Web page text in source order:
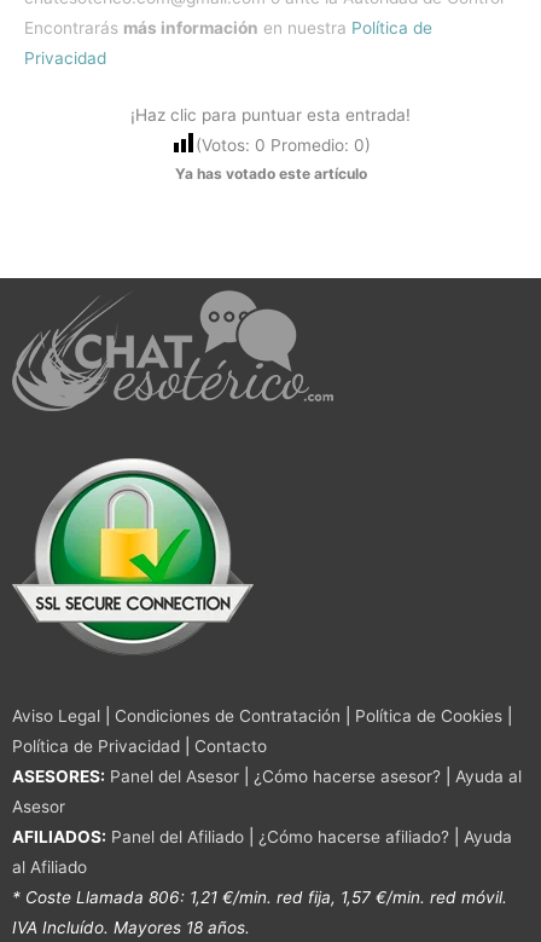
Encontrarás más información en nuestra Política de
Privacidad
¡Haz clic para puntuar esta entrada!
(Votos: 0 Promedio: 0)
Ya has votado este artículo
Aviso Legal Condiciones de Contratación Política de Cookies
Política de Privacidad
Contacto
ASESORES: Panel del Asesor ¿Cómo hacerse asesor?
Ayuda al
Asesor
AFILIADOS: Panel del Afiliado ¿Cómo hacerse afiliado?
Ayuda
al Afiliado
* Coste Llamada 806: 1,21 €/min. red fija, 1,57 €/min. red móvil.
IVA Incluído. Mayores 18 años.